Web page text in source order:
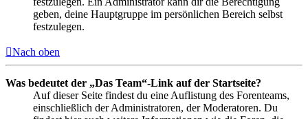
geben, deine Hauptgruppe im persönlichen Bereich selbst
festzulegen.
Nach oben
Was bedeutet der „Das Team“-Link auf der Startseite?
Auf dieser Seite findest du eine Auflistung des Forenteams,
einschließlich der Administratoren, der Moderatoren. Du